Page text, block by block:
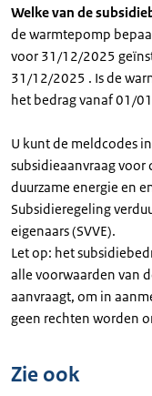
Welke van de
de warmtepomp
voor 31/12/2025
31/12/2025 . Is de
het bedrag vanaf 01/
U kunt de meldcodes
subsidieaanvraag voor
duurzame energie en
Subsidieregeling
eigenaars (SVVE).
Let op: het
alle voorwaarden van
aanvraagt, om in
geen rechten worden
Zie ook